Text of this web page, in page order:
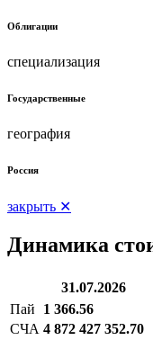
Облигации
специализация
Государственные
география
Россия
закрыть ✕
Динамика
31.07.2026
Пай
1 366.56
СЧА 4 872 427 352.70